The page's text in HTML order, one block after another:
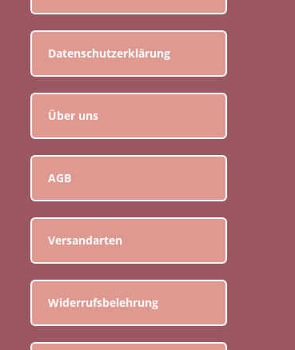
Datenschutzerklärung
Über uns
AGB
Versandarten
Widerrufsbelehrung